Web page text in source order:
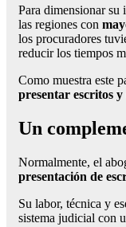
Para dimensionar su
las regiones con
los procuradores
reducir los tiempos
Como muestra este
presentar escritos
Un
Normalmente, el
presentación de
Su labor, técnica y
sistema judicial con